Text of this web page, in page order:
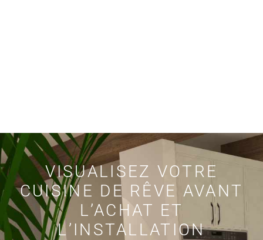
VISUALISEZ VOTRE
CUISINE DE RÊVE AVANT
L’ACHAT ET
L’INSTALLATION